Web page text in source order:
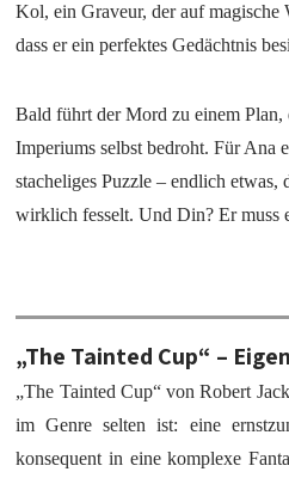
Kol, ein Graveur, der auf magische
dass er ein perfektes Gedächtnis
Bald führt der Mord zu einem Plan,
Imperiums selbst bedroht. Für Ana
stacheliges Puzzle – endlich etwas,
wirklich fesselt. Und Din? Er muss
„The Tainted Cup“ –
„The Tainted Cup“ von Robert
im Genre selten ist: eine
konsequent in eine komplexe